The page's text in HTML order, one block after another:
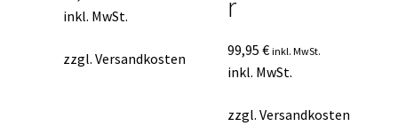
inkl. MwSt.
zzgl. Versandkosten
r
99,95€ inkl. MwSt.
inkl. MwSt.
zzgl.Versandkosten